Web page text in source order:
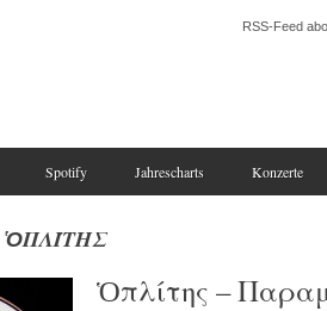
RSS-Feed
Spotify Jahrescharts Konzerte
ὉΠΛΊΤΗΣ
Ὁπλίτης –